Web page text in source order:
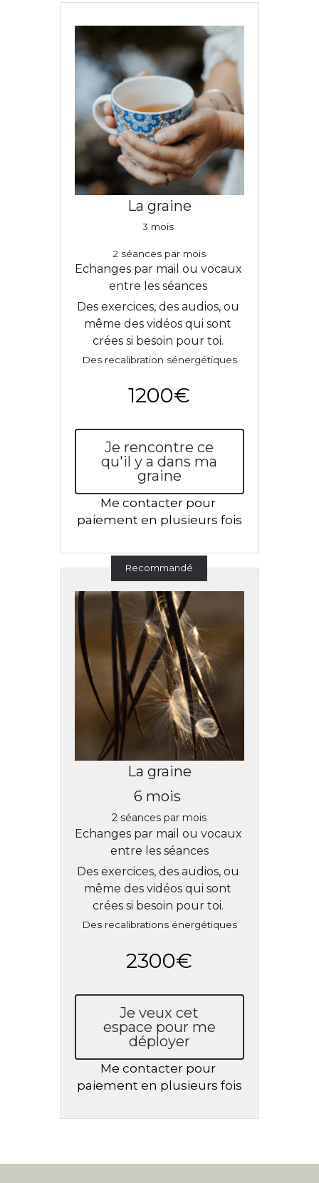
La graine
3 mois
2 séances par mois
Echanges par mail ou vocaux
entre les séances
Des exercices, des audios, ou
même des vidéos qui sont
crées si besoin pour toi.
Des recalibration sénergétiques
1200€
Je rencontre ce
qu'il y a dans ma
graine
Me contacter pour
paiement en plusieurs fois
Recommandé
La graine
6 mois
2 séances par mois
Echanges par mail ou vocaux
entre les séances
Des exercices, des audios, ou
même des vidéos qui sont
crées si besoin pour toi.
Des recalibrations énergétiques
2300€
Je veux cet
espace pour me
déployer
Me contacter pour
paiement en plusieurs fois